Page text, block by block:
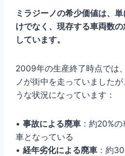
ミラジーノの希少価値は、
けでなく、現存する車両数
しています。
2009年の生産終了時点では
ノが街中を走っていました
うな状況になっています：
• 事故による廃車 ：約20%
車となっている
• 経年劣化による廃車 ：約